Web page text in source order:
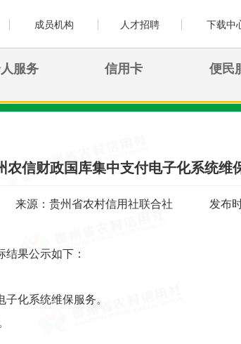
成员机构 人才招聘 下载中
服务 信用卡 便民
农信财政国库集中支付电子化系统维
来源：贵州省农村信用社联合社 发布
果公示如下：
子化系统维保服务。